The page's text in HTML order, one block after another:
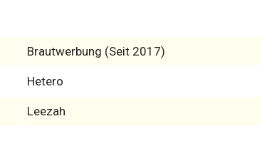
Brautwerbung (Seit 2017)
Hetero
Leezah